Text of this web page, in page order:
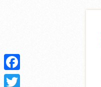
Facebook